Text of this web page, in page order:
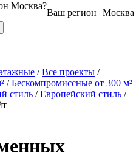
Москва
Ваш регион
Москва?
/Все проекты /
/Бескомпромиссные от 300 м²
стиль /Европейский стиль /